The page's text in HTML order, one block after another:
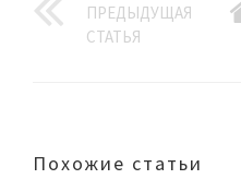
ПРЕДЫДУЩАЯ
СТАТЬЯ
Похожие статьи